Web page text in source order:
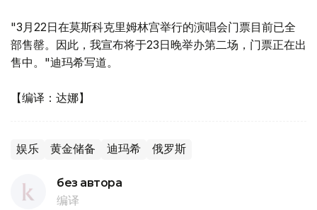
"3月22日在莫斯科克里姆林宫举行的演唱会门票目前已全
部售罄。因此，我宣布将于23日晚举办第二场，门票正在出
售中。"迪玛希写道。
【编译：达娜】
娱乐 黄金储备 迪玛希 俄罗斯
без автора
编译